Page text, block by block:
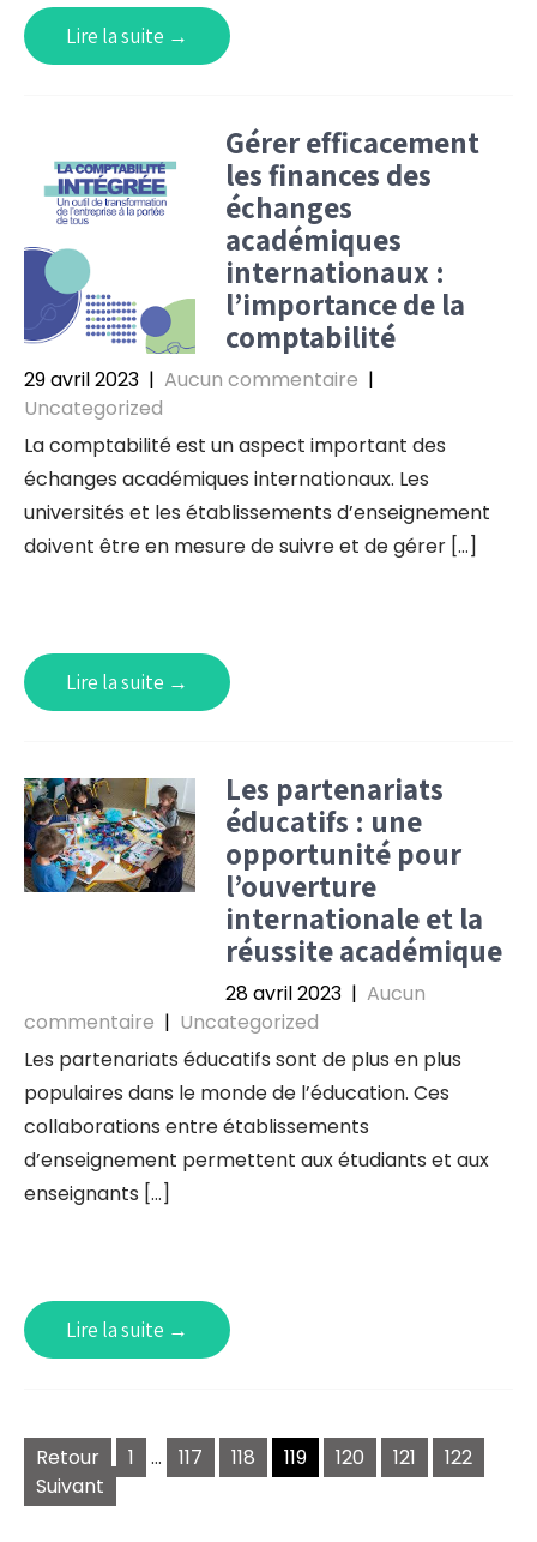
Lire la suite →
Gérer efficacement
les finances des
échanges
académiques
internationaux :
l’importance de la
comptabilité
29 avril 2023 | Aucun commentaire |
Uncategorized
La comptabilité est un aspect important des
échanges académiques internationaux. Les
universités et les établissements d’enseignement
doivent être en mesure de suivre et de gérer […]
Lire la suite →
Les partenariats
éducatifs : une
opportunité pour
l’ouverture
internationale et la
réussite académique
28 avril 2023 | Aucun
commentaire | Uncategorized
Les partenariats éducatifs sont de plus en plus
populaires dans le monde de l’éducation. Ces
collaborations entre établissements
d’enseignement permettent aux étudiants et aux
enseignants […]
Lire la suite →
Pagination
des
publications
Retour 1 … 117 118 119 120 121
122
Suivant